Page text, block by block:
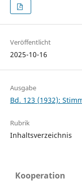
Veröffentlicht
2025-10-16
Ausgabe
Bd. 123 (1932):
Rubrik
Inhaltsverzeichnis
Kooperation